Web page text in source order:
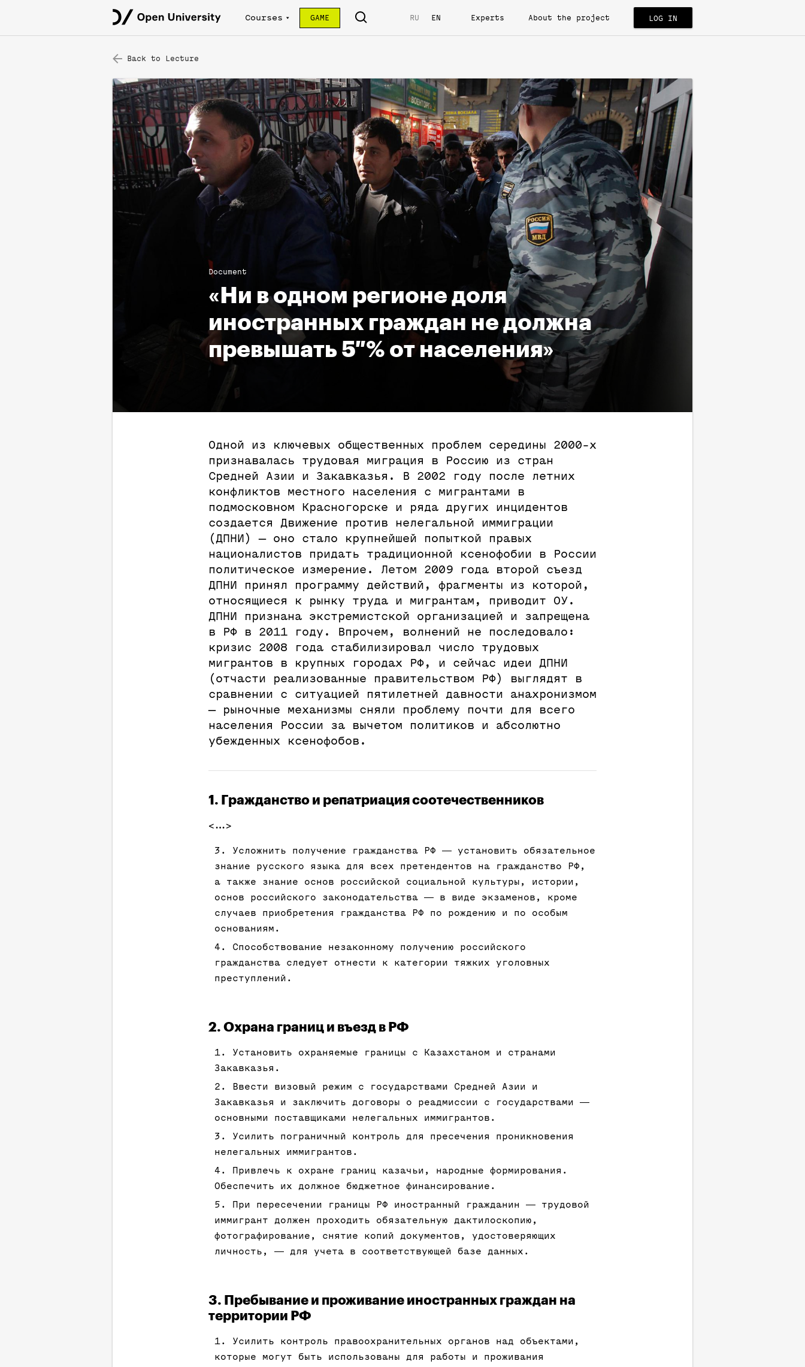
Courses GAME RU EN Experts About the project LOG IN
Back to Lecture
Document
«Ни в одном регионе доля
иностранных граждан не должна
превышать 5 % от населения»
Одной из ключевых общественных проблем середины 2000-х
признавалась трудовая миграция в Россию из стран
Средней Азии и Закавказья. В 2002 году после летних
конфликтов местного населения с мигрантами в
подмосковном Красногорске и ряда других инцидентов
создается Движение против нелегальной иммиграции
(ДПНИ) — оно стало крупнейшей попыткой правых
националистов придать традиционной ксенофобии в России
политическое измерение. Летом 2009 года второй съезд
ДПНИ принял программу действий, фрагменты из которой,
относящиеся к рынку труда и мигрантам, приводит ОУ.
ДПНИ признана экстремистской организацией и запрещена
в РФ в 2011 году. Впрочем, волнений не последовало:
кризис 2008 года стабилизировал число трудовых
мигрантов в крупных городах РФ, и сейчас идеи ДПНИ
(отчасти реализованные правительством РФ) выглядят в
сравнении с ситуацией пятилетней давности анахронизмом
— рыночные механизмы сняли проблему почти для всего
населения России за вычетом политиков и абсолютно
убежденных ксенофобов.
1. Гражданство и репатриация соотечественников
<…>
Усложнить получение гражданства РФ ― установить обязательное
знание русского языка для всех претендентов на гражданство РФ,
а также знание основ российской социальной культуры, истории,
основ российского законодательства ― в виде экзаменов, кроме
случаев приобретения гражданства РФ по рождению и по особым
основаниям.
Способствование незаконному получению российского
гражданства следует отнести к категории тяжких уголовных
преступлений.
2. Охрана границ и въезд в РФ
Установить охраняемые границы с Казахстаном и странами
Закавказья.
Ввести визовый режим с государствами Средней Азии и
Закавказья и заключить договоры о реадмиссии с государствами ―
основными поставщиками нелегальных иммигрантов.
Усилить пограничный контроль для пресечения проникновения
нелегальных иммигрантов.
Привлечь к охране границ казачьи, народные формирования.
Обеспечить их должное бюджетное финансирование.
При пересечении границы РФ иностранный гражданин ― трудовой
иммигрант должен проходить обязательную дактилоскопию,
фотографирование, снятие копий документов, удостоверяющих
личность, ― для учета в соответствующей базе данных.
3. Пребывание и проживание иностранных граждан на
территории РФ
Усилить контроль правоохранительных органов над объектами,
которые могут быть использованы для работы и проживания